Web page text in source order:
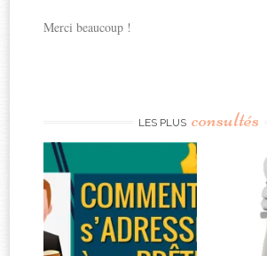
Merci beaucoup !
LES PLUS consultés